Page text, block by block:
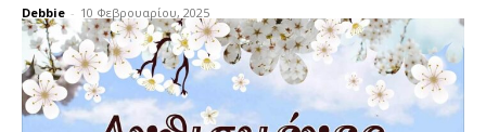
Debbie - 10 Φεβρουαρίου, 2025